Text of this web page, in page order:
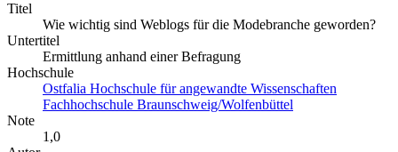
Titel
Wie wichtig sind Weblogs für die Modebranche geworden?
Untertitel
Ermittlung anhand einer Befragung
Hochschule
Ostfalia Hochschule für angewandte Wissenschaften
Fachhochschule Braunschweig/Wolfenbüttel
Note
1,0